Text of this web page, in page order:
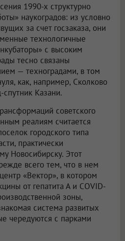
1990-х структурно
наукоградов: из условно
за счет госзаказа, они
технологичные
с высоким
тесно связаны
— техноградами, в том
как, например, Сколково
Казани.
советского
реалиям считается
городского типа
практически
Новосибирску. Этот
всего тем, что в нем
«Вектор», в котором
от гепатита А и COVID-
зоны,
система развитых
чередуются с парками